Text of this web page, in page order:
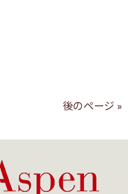
後のページ »